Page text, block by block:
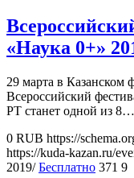
«Наука 0+»
29 марта в Казанском
Всероссийский
РТ станет одной из 8…
0 RUB https://
https://kuda-kazan.ru/
2019/ Бесплатно 371 9